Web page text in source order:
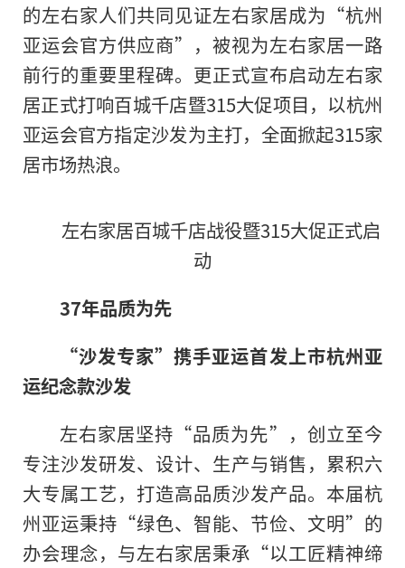
的左右家人们共同见证左右家居成为“杭州
亚运会官方供应商”，被视为左右家居一路
前行的重要里程碑。更正式宣布启动左右家
居正式打响百城千店暨315大促项目，以杭州
亚运会官方指定沙发为主打，全面掀起315家
居市场热浪。
左右家居百城千店战役暨315大促正式启
动
37年品质为先
“沙发专家”携手亚运首发上市杭州亚
运纪念款沙发
左右家居坚持“品质为先”，创立至今
专注沙发研发、设计、生产与销售，累积六
大专属工艺，打造高品质沙发产品。本届杭
州亚运秉持“绿色、智能、节俭、文明”的
办会理念，与左右家居秉承“以工匠精神缔